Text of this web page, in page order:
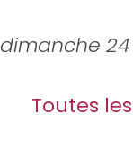
dimanche
Toutes